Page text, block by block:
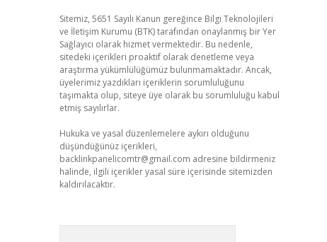
Sitemiz, 5651 Sayılı Kanun gereğince Bilgi Teknolojileri
ve İletişim Kurumu (BTK) tarafından onaylanmış bir Yer
Sağlayıcı olarak hizmet vermektedir. Bu nedenle,
sitedeki içerikleri proaktif olarak denetleme veya
araştırma yükümlülüğümüz bulunmamaktadır. Ancak,
üyelerimiz yazdıkları içeriklerin sorumluluğunu
taşımakta olup, siteye üye olarak bu sorumluluğu kabul
etmiş sayılırlar.
Hukuka ve yasal düzenlemelere aykırı olduğunu
düşündüğünüz içerikleri,
backlinkpanelicomtr@gmail.com adresine bildirmeniz
halinde, ilgili içerikler yasal süre içerisinde sitemizden
kaldırılacaktır.